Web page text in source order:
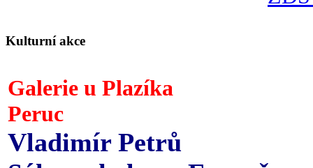
Kulturní akce
Galerie u Plazíka
Peruc
Vladimír Petrů